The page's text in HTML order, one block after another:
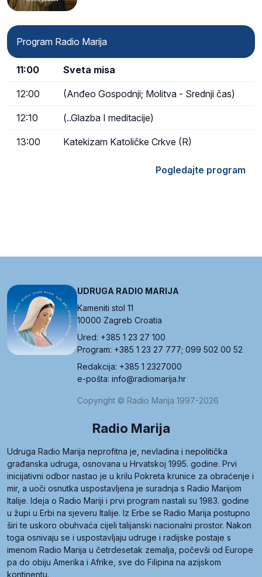
Program Radio Marija
11:00 Sveta misa
12:00 (Anđeo Gospodnji; Molitva - Srednji čas)
12:10 (..Glazba I meditacije)
13:00 Katekizam Katoličke Crkve (R)
Pogledajte program
UDRUGA RADIO MARIJA
Kameniti stol 11
10000 Zagreb Croatia
Ured: +385 1 23 27 100
Program: +385 1 23 27 777; 099 502 00 52
Redakcija: +385 1 2327000
e-pošta: info@radiomarija.hr
Copyright © Radio Marija 1997-2026
Radio Marija
Udruga Radio Marija neprofitna je, nevladina i nepolitička
građanska udruga, osnovana u Hrvatskoj 1995. godine. Prvi
inicijativni odbor nastao je u krilu Pokreta krunice za obraćenje i
mir, a uoči osnutka uspostavljena je suradnja s Radio Marijom
Italije. Ideja o Radio Mariji i prvi program nastali su 1983. godine
u župi u Erbi na sjeveru Italije. Iz Erbe se Radio Marija postupno
širi te uskoro obuhvaća cijeli talijanski nacionalni prostor. Nakon
toga osnivaju se i uspostavljaju udruge i radijske postaje s
imenom Radio Marija u četrdesetak zemalja, počevši od Europe
pa do obiju Amerika i Afrike, sve do Filipina na azijskom
kontinentu.